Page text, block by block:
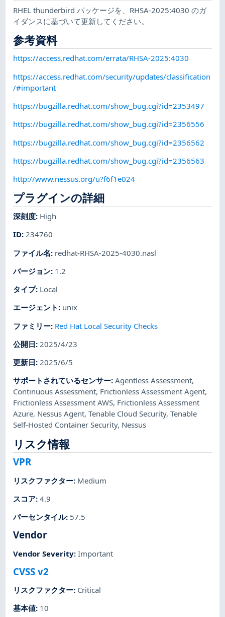
RHEL thunderbird パッケージを、RHSA-2025:4030 のガ
イダンスに基づいて更新してください。
参考資料
https://access.redhat.com/errata/RHSA-2025:4030
https://access.redhat.com/security/updates/classification
/#important
https://bugzilla.redhat.com/show_bug.cgi?id=2353497
https://bugzilla.redhat.com/show_bug.cgi?id=2356556
https://bugzilla.redhat.com/show_bug.cgi?id=2356562
https://bugzilla.redhat.com/show_bug.cgi?id=2356563
http://www.nessus.org/u?f6f1e024
プラグインの詳細
深刻度: High
ID:234760
ファイル名: redhat-RHSA-2025-4030.nasl
バージョン: 1.2
タイプ: Local
エージェント : unix
ファミリー: Red Hat Local Security Checks
公開日: 2025/4/23
更新日:2025/6/5
サポートされているセンサー:Agentless Assessment,
Continuous Assessment, Frictionless Assessment Agent,
Frictionless Assessment AWS, Frictionless Assessment
Azure, Nessus Agent,Tenable Cloud Security,Tenable
Self-Hosted Container Security, Nessus
リスク情報
VPR
リスクファクター: Medium
スコア:4.9
パーセンタイル: 57.5
Vendor
Vendor Severity:Important
CVSS v2
リスクファクター: Critical
基本値: 10